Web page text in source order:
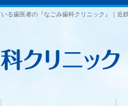
る歯医者の『なごみ歯科クリニック』｜近